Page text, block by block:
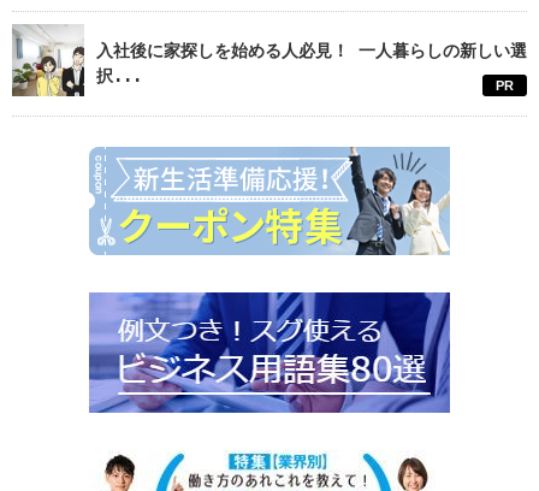
入社後に家探しを始める人必見！ 一人暮らしの新しい選
択...
PR